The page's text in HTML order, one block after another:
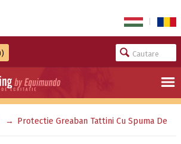
Protectie Greaban Tattini Cu Spuma De